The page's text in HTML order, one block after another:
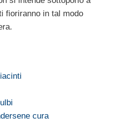
fioriranno in tal modo
cura